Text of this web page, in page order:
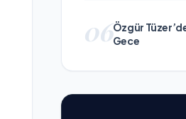
06Özgür
Gece